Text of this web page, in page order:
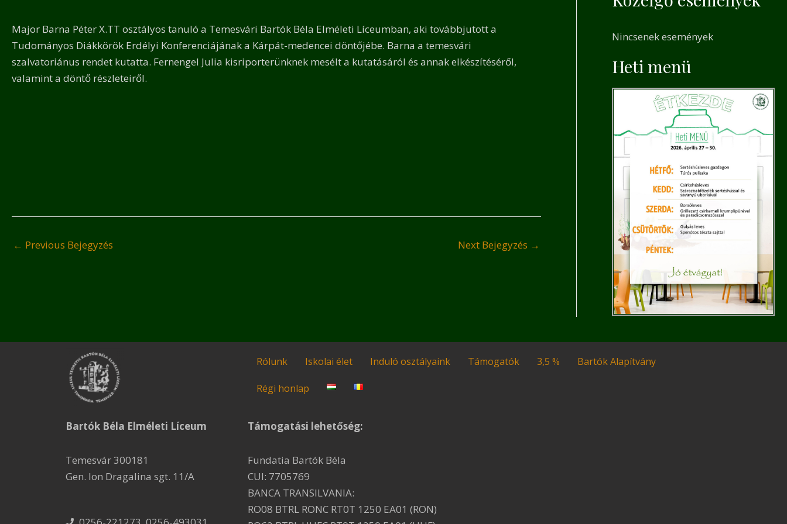
Major Barna Péter X.TT osztályos tanuló a Temesvári Bartók Béla Elméleti Líceumban, aki továbbjutott a
Tudományos Diákkörök Erdélyi Konferenciájának a Kárpát-medencei döntőjébe. Barna a temesvári
szalvatoriánus rendet kutatta. Fernengel Julia kisriporterünknek mesélt a kutatásáról és annak elkészítéséről,
valamint a döntő részleteiről.
← Previous Bejegyzés Next Bejegyzés →
c
h
Nincsenek események
Heti menü
Bartók Béla Elméleti Líceum
Temesvár 300181
Gen. Ion Dragalina sgt. 11/A
Rólunk Iskolai élet Induló osztályaink Támogatók 3,5 % Bartók Alapítvány
Régi honlap
Támogatási lehetőség:
Fundatia Bartók Béla
CUI: 7705769
BANCA TRANSILVANIA:
RO08 BTRL RONC RT0T 1250 EA01 (RON)